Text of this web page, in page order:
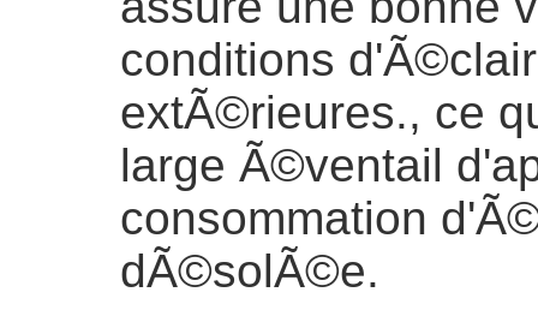
conditions
extÃ©rieures., ce
large Ã©ventail
consommation
dÃ©solÃ©e.